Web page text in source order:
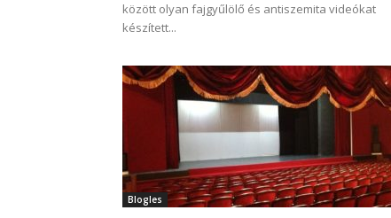
között olyan fajgyűlölő és antiszemita videókat
készített...
Blogles